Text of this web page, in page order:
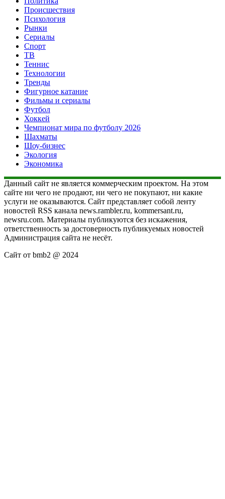
Происшествия
Психология
Рынки
Сериалы
Спорт
ТВ
Теннис
Технологии
Тренды
Фигурное катание
Фильмы и сериалы
Футбол
Хоккей
Чемпионат мира по футболу 2026
Шахматы
Шоу-бизнес
Экология
Экономика
Данный сайт не является коммерческим проектом. На этом
сайте ни чего не продают, ни чего не покупают, ни какие
услуги не оказываются. Сайт представляет собой ленту
новостей RSS канала news.rambler.ru, kommersant.ru,
newsru.com. Материалы публикуются без искажения,
ответственность за достоверность публикуемых новостей
Администрация сайта не несёт.
Сайт от bmb2 @ 2024